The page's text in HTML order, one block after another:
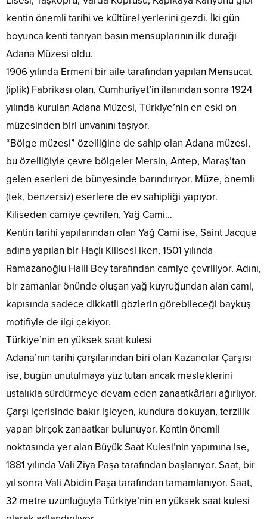
kentin önemli tarihi ve kültürel yerlerini gezdi. İki gün
boyunca kenti tanıyan basın mensuplarının ilk durağı
Adana Müzesi oldu.
1906 yılında Ermeni bir aile tarafından yapılan Mensucat
(iplik) Fabrikası olan, Cumhuriyet’in ilanından sonra 1924
yılında kurulan Adana Müzesi, Türkiye’nin en eski on
müzesinden biri unvanını taşıyor.
“Bölge müzesi” özelliğine de sahip olan Adana müzesi,
bu özelliğiyle çevre bölgeler Mersin, Antep, Maraş’tan
gelen eserleri de bünyesinde barındırıyor. Müze, önemli
(tek, benzersiz) eserlere de ev sahipliği yapıyor.
Kiliseden camiye çevrilen, Yağ Cami…
Kentin tarihi yapılarından olan Yağ Cami ise, Saint Jacque
adına yapılan bir Haçlı Kilisesi iken, 1501 yılında
Ramazanoğlu Halil Bey tarafından camiye çevriliyor. Adını,
bir zamanlar önünde oluşan yağ kuyruğundan alan cami,
kapısında sadece dikkatli gözlerin görebileceği baykuş
motifiyle de ilgi çekiyor.
Türkiye’nin en yüksek saat kulesi
Adana’nın tarihi çarşılarından biri olan Kazancılar Çarşısı
ise, bugün unutulmaya yüz tutan ancak mesleklerini
ustalıkla sürdürmeye devam eden zanaatkârları ağırlıyor.
Çarşı içerisinde bakır işleyen, kundura dokuyan, terzilik
yapan birçok zanaatkar bulunuyor. Kentin önemli
noktasında yer alan Büyük Saat Kulesi’nin yapımına ise,
1881 yılında Vali Ziya Paşa tarafından başlanıyor. Saat, bir
yıl sonra Vali Abidin Paşa tarafından tamamlanıyor. Saat,
32 metre uzunluğuyla Türkiye’nin en yüksek saat kulesi